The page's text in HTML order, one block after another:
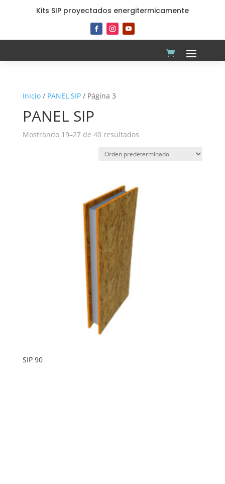
Kits SIP proyectados energitermicamente
Inicio/ PANEL SIP/ Página 3
PANEL SIP
Mostrando 19–27 de 40 resultados
SIP 90